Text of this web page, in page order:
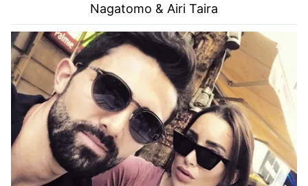
Nagatomo & Airi Taira